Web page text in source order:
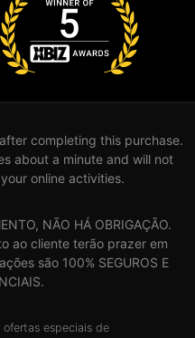
completing this purchase.
about a minute and will not
online activities.
NÃO HÁ OBRIGAÇÃO.
ao cliente terão prazer em
são 100% SEGUROS E
especiais de